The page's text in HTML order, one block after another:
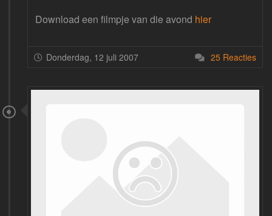
Download een filmpje van die avond hier
Donderdag, 12 juli 2007 25 Reacties